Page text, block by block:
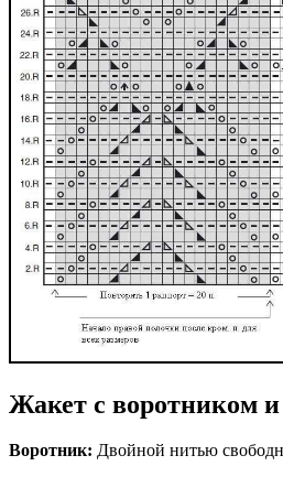
Жакет с воротником
Воротник: Двойной нитью